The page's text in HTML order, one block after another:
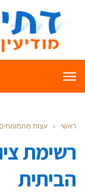
תפריט
ראשי » עצות מהמומחים
רשימת
הביתית